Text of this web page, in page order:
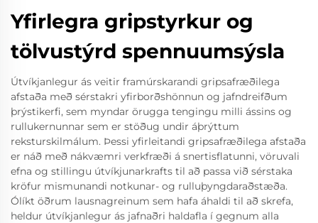
Yfirlegra gripstyrkur og
tölvustýrd spennuumsýsla
Útvíkjanlegur ás veitir framúrskarandi gripsafræðilega
afstaða með sérstakri yfirborðshönnun og jafndreifðum
þrýstikerfi, sem myndar örugga tengingu milli ássins og
rullukernunnar sem er stöðug undir áþrýttum
reksturskilmálum. Þessi yfirleitandi gripsafræðilega afstaða
er náð með nákvæmri verkfræði á snertisflatunni, vöruvali
efna og stillingu útvíkjunarkrafts til að passa við sérstaka
kröfur mismunandi notkunar- og rulluþyngdaraðstæða.
Ólíkt öðrum lausnagreinum sem hafa áhaldi til að skrefa,
heldur útvíkjanlegur ás jafnaðri haldafla í gegnum alla